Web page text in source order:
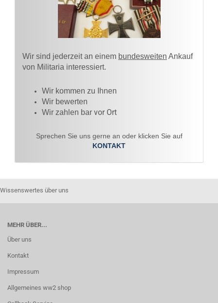
Wir sind jederzeit an einem bundesweiten Ankauf
von Militaria interessiert.
Wir kommen zu Ihnen​
Wir bewerten
Wir zahlen bar vor Ort
Sprechen Sie uns gerne an oder klicken Sie auf
KONTAKT
Wissenswertes über uns
MEHR ÜBER...
Über uns
Kontakt
Impressum
Allgemeines ww2 shop